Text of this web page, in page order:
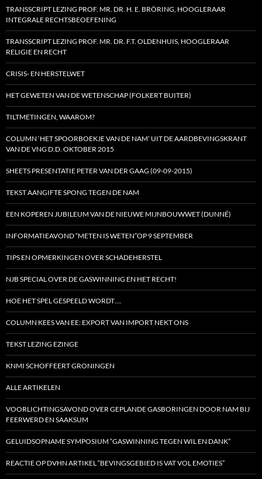
TRANSSCRIPT LEZING PROF. MR. DR. H. E. BRÖRING, HOOGLERAAR
INTEGRALE RECHTSBEOEFENING
TRANSSCRIPT LEZING PROF. MR. DR. F.T. OLDENHUIS, HOOGLERAAR
RELIGIE EN RECHT
CRISIS- EN HERSTELWET
HET GEWETEN VAN DE WETENSCHAP (FOLKERT BUITER)
TILTMETINGEN, WAAROM?
COLUMN ‘HET SPOORBOEKJE VAN DE NAM’ UIT DE AARDBEVINGSKRANT
VAN DE VNG D.D. OKTOBER 2015
SHEETS PRESENTATIE PETER VAN DER GAAG (09-09-2015)
TEKST AANGIFTE SPONG TEGEN DE NAM
EEN KOPEREN JUBILEUM VAN DE NIEUWE MIJNBOUWWET (DUNNÉ)
INFORMATIEAVOND “METEN IS WETEN”OP 9 SEPTEMBER
TIPS EN OPMERKINGEN OVER SCHADEHERSTEL
NJB SPECIAL OVER DE GASWINNING EN HET RECHT!
HOE HET SPEL GESPEELD WORDT….
COLUMN KEES VAN EE: EXPORT VAN IMPORT NEKT ONS
TEKST LEZING EZINGE
KNMI SCHOFFEERT GRONINGEN
ALLE ARTIKELEN
VOORLICHTINGSAVOND OVER GEPLANDE GASBORINGEN DOOR NAM BIJ
FEERWERD EN SAAKSUM
GELUIDSOPNAME SYMPOSIUM “GASWINNING TEGEN WIL EN DANK”
REACTIE OP DVHN ARTIKEL “BEVINGSGEBIED IS VAT VOL EMOTIES”